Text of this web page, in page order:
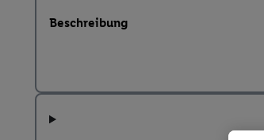
Beschreibung